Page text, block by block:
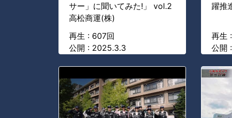
サー」に聞いてみた!」 vol.2
高松商運(株)
再生 : 607回
公開 : 2025.3.3
躍推
再生
公開